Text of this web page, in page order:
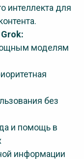
интеллекта для
моделям
без
и помощь в
информации